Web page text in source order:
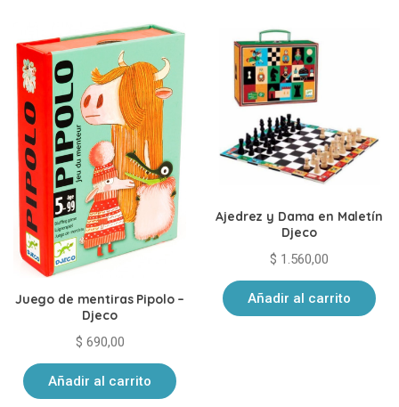
Juego de mentiras Pipolo –
Djeco
$ 690,00
Añadir al carrito
Ajedrez y Dama en Maletín
Djeco
$ 1.560,00
Añadir al carrito